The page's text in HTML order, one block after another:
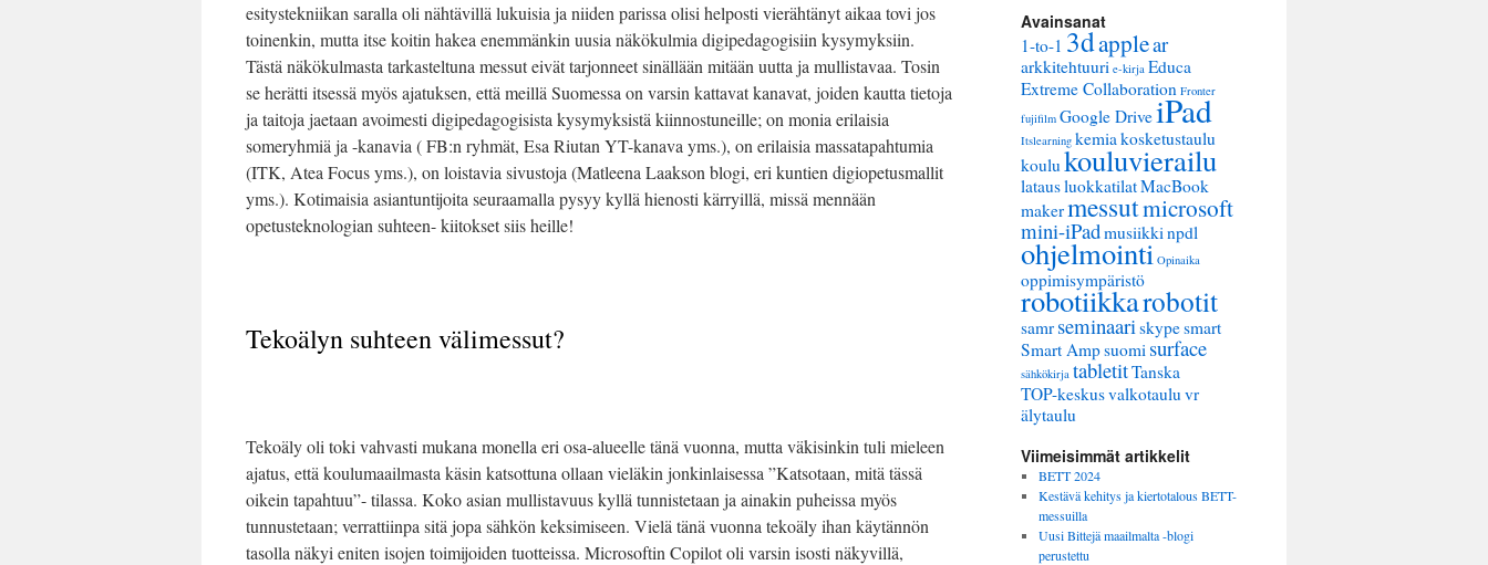
esitystekniikan saralla oli nähtävillä lukuisia ja niiden parissa olisi helposti vierähtänyt aikaa tovi jos
toinenkin, mutta itse koitin hakea enemmänkin uusia näkökulmia digipedagogisiin kysymyksiin.
Tästä näkökulmasta tarkasteltuna messut eivät tarjonneet sinällään mitään uutta ja mullistavaa. Tosin
se herätti itsessä myös ajatuksen, että meillä Suomessa on varsin kattavat kanavat, joiden kautta tietoja
ja taitoja jaetaan avoimesti digipedagogisista kysymyksistä kiinnostuneille; on monia erilaisia
someryhmiä ja -kanavia ( FB:n ryhmät, Esa Riutan YT-kanava yms.), on erilaisia massatapahtumia
(ITK, Atea Focus yms.), on loistavia sivustoja (Matleena Laakson blogi, eri kuntien digiopetusmallit
yms.). Kotimaisia asiantuntijoita seuraamalla pysyy kyllä hienosti kärryillä, missä mennään
opetusteknologian suhteen- kiitokset siis heille!
Tekoälyn suhteen välimessut?
Tekoäly oli toki vahvasti mukana monella eri osa-alueelle tänä vuonna, mutta väkisinkin tuli mieleen
ajatus, että koulumaailmasta käsin katsottuna ollaan vieläkin jonkinlaisessa ”Katsotaan, mitä tässä
oikein tapahtuu”- tilassa. Koko asian mullistavuus kyllä tunnistetaan ja ainakin puheissa myös
tunnustetaan; verrattiinpa sitä jopa sähkön keksimiseen. Vielä tänä vuonna tekoäly ihan käytännön
tasolla näkyi eniten isojen toimijoiden tuotteissa. Microsoftin Copilot oli varsin isosti näkyvillä,
Avainsanat
1-to-1 3dapplear
arkkitehtuuri e-kirja Educa
Extreme Collaboration Fronter
fujifilm Google DriveiPad
Itslearning kemiakosketustaulu
koulukouluvierailu
latausluokkatilatMacBook
makermessutmicrosoft
mini-iPadmusiikkinpdl
ohjelmointi Opinaika
oppimisympäristö
robotiikkarobotit
samr seminaariskypesmart
Smart Ampsuomi surface
sähkökirja tabletitTanska
TOP-keskusvalkotauluvr
älytaulu
Viimeisimmät artikkelit
BETT 2024
Kestävä kehitys ja kiertotalous BETT-
messuilla
Uusi Bittejä maailmalta -blogi
perustettu